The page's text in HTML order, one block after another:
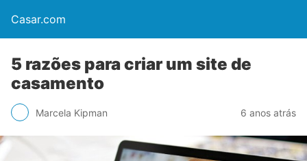
Casar.com
5 razões para criar um site de
casamento
Marcela Kipman 6 anos atrás